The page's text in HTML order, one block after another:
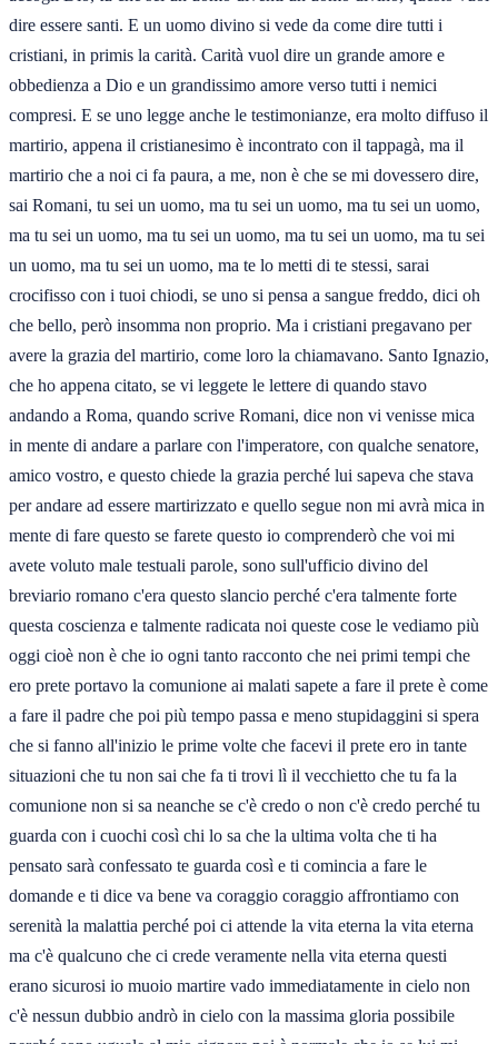
dire essere santi. E un uomo divino si vede da come dire tutti i
cristiani, in primis la carità. Carità vuol dire un grande amore e
obbedienza a Dio e un grandissimo amore verso tutti i nemici
compresi. E se uno legge anche le testimonianze, era molto diffuso il
martirio, appena il cristianesimo è incontrato con il tappagà, ma il
martirio che a noi ci fa paura, a me, non è che se mi dovessero dire,
sai Romani, tu sei un uomo, ma tu sei un uomo, ma tu sei un uomo,
ma tu sei un uomo, ma tu sei un uomo, ma tu sei un uomo, ma tu sei
un uomo, ma tu sei un uomo, ma te lo metti di te stessi, sarai
crocifisso con i tuoi chiodi, se uno si pensa a sangue freddo, dici oh
che bello, però insomma non proprio. Ma i cristiani pregavano per
avere la grazia del martirio, come loro la chiamavano. Santo Ignazio,
che ho appena citato, se vi leggete le lettere di quando stavo
andando a Roma, quando scrive Romani, dice non vi venisse mica
in mente di andare a parlare con l'imperatore, con qualche senatore,
amico vostro, e questo chiede la grazia perché lui sapeva che stava
per andare ad essere martirizzato e quello segue non mi avrà mica in
mente di fare questo se farete questo io comprenderò che voi mi
avete voluto male testuali parole, sono sull'ufficio divino del
breviario romano c'era questo slancio perché c'era talmente forte
questa coscienza e talmente radicata noi queste cose le vediamo più
oggi cioè non è che io ogni tanto racconto che nei primi tempi che
ero prete portavo la comunione ai malati sapete a fare il prete è come
a fare il padre che poi più tempo passa e meno stupidaggini si spera
che si fanno all'inizio le prime volte che facevi il prete ero in tante
situazioni che tu non sai che fa ti trovi lì il vecchietto che tu fa la
comunione non si sa neanche se c'è credo o non c'è credo perché tu
guarda con i cuochi così chi lo sa che la ultima volta che ti ha
pensato sarà confessato te guarda così e ti comincia a fare le
domande e ti dice va bene va coraggio coraggio affrontiamo con
serenità la malattia perché poi ci attende la vita eterna la vita eterna
ma c'è qualcuno che ci crede veramente nella vita eterna questi
erano sicurosi io muoio martire vado immediatamente in cielo non
c'è nessun dubbio andrò in cielo con la massima gloria possibile